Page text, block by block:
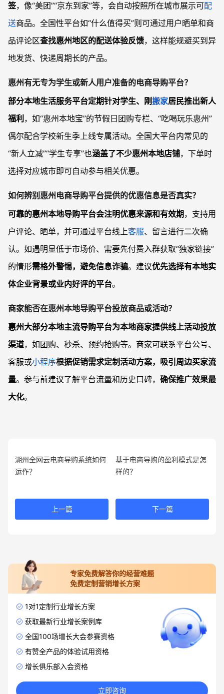
签，像“美团”“京东到家”等，会自动按照所在城市展示可配
送商品。全国性平台如“什么值得买”则可通过用户晒单和商
品评论区查找惠州地区的配送体验反馈，这样能规避买到异
地发货、快递周期长的产品。
惠州有无专为学生或新人用户准备的电商导购平台？
部分本地生活服务平台定期针对学生、刚搬家居民推出新人
福利 ，如“惠州本地宝”的节假日团购专栏、“吃喝玩乐惠州”
偶尔配合学校新生季上线专属活动。全国大平台内常见的
“新人立减”“学生专享”也涵盖了不少惠州本地店铺，下单时
选择对应城市即可自动参与相关优惠。
如何辨别惠州电商导购平台提供的优惠信息是否真实？
可靠的惠州本地导购平台会注明优惠来源和有效期，支持用
户评论、晒单，并可通过平台线上客服、留言进行二次确
认。如遇明显低于市场价、需要先付费入群获取“独家链接”
的情形需格外警惕，避免信息诈骗。建议优先选择有本地实
体企业背景或业内好评的平台。
商家能否在惠州本地导购平台投放商品或活动？
惠州大部分本地主流导购平台为本地商家提供线上活动投放
渠道，如团购、秒杀、预约抢购等。商家可联系平台公号、
客服或小程序根据促销需求定制活动方案，吸引周边买家流
量。参与前建议了解平台流量和历史口碑， 确保推广效果最
大化。
湖州全网云电商导购系统如何
运作？
上一篇
基于电商导购的盈利模式是怎
样的？
下一篇
专家免费解答你的经营难题
免费定制营销增长方案
1对1定制行业增长方案
获取最新行业增长案例库
全国100场增长大会参赛资格
有赞全产品的体验试用资格
增长俱乐部入会资格
立即咨询